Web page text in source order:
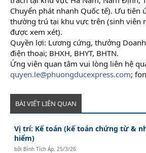
e
r
Chuyển phát nhanh Quốc tế). Ưu tiên
thường trú tại khu vực trên (sinh viên
được xem xét).
Quyền lợi: Lương cứng, thưởng
điện thoại; BHXH, BHYT, BHTN.
Ứng viên quan tâm vui lòng liên hệ
quyen.le@phuongducexpress.com;
BÀI VIẾT LIÊN QUAN
Vị trí: Kế toán (kế toán chứng từ &
hiểm)
bởi Bình Tích Áp, 25/3/26